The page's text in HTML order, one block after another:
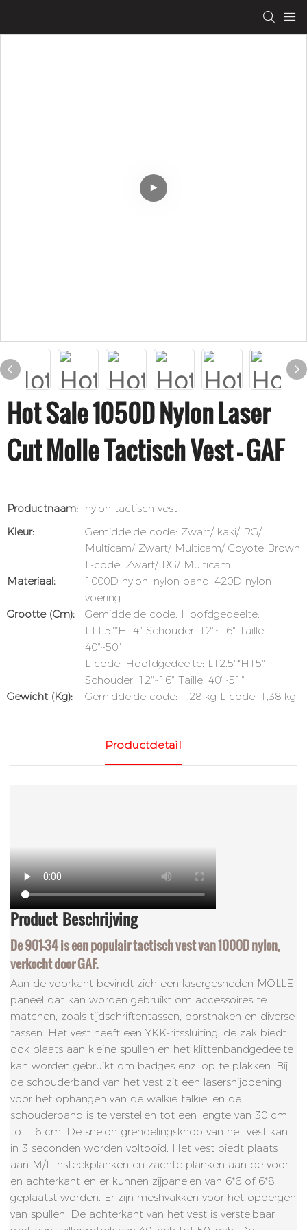
Hot Sale 1050D Nylon Laser
Cut Molle Tactisch Vest - GAF
Productnaam: nylon tactisch vest
Kleur:
Gemiddelde code: Zwart/ kaki/ RG/
Multicam/ Zwart/ Multicam/ Coyote Brown
L-code: Zwart/ RG/ Multicam
Materiaal:
1000D nylon, nylon band, 420D nylon
voering
Grootte (cm):
Gemiddelde code: Hoofdgedeelte:
L11.5"*H14" Schouder: 12"~16" Taille:
40"~50"
L-code: Hoofdgedeelte: L12.5"*H15"
Schouder: 12"~16" Taille: 40"~51"
Gewicht (kg):
Gemiddelde code: 1,28 kg L-code: 1,38 kg
Productdetail
Product Beschrijving
De 901-34 is een populair tactisch vest van 1000D nylon,
verkocht door GAF.
Aan de voorkant bevindt zich een lasergesneden MOLLE-
paneel dat kan worden gebruikt om accessoires te
matchen, zoals tijdschriftentassen, borsthaken en diverse
tassen. Het vest heeft een YKK-ritssluiting, de zak biedt
ook plaats aan kleine spullen en het klittenbandgedeelte
kan worden gebruikt om badges enz. op te plakken. Bij
de schouderband van het vest zit een lasersnijopening
voor het ophangen van de walkie talkie, en de
schouderband is te verstellen tot een lengte van 30 cm
tot 16 cm. De snelontgrendelingsknop van het vest kan
in 3 seconden worden voltooid. Het vest biedt plaats
aan M/L insteekplanken en zachte planken aan de voor-
en achterkant en er kunnen zijpanelen van 6*6 of 6*8
geplaatst worden. Er zijn meshvakken voor het opbergen
van spullen. De achterkant van het vest is verstelbaar